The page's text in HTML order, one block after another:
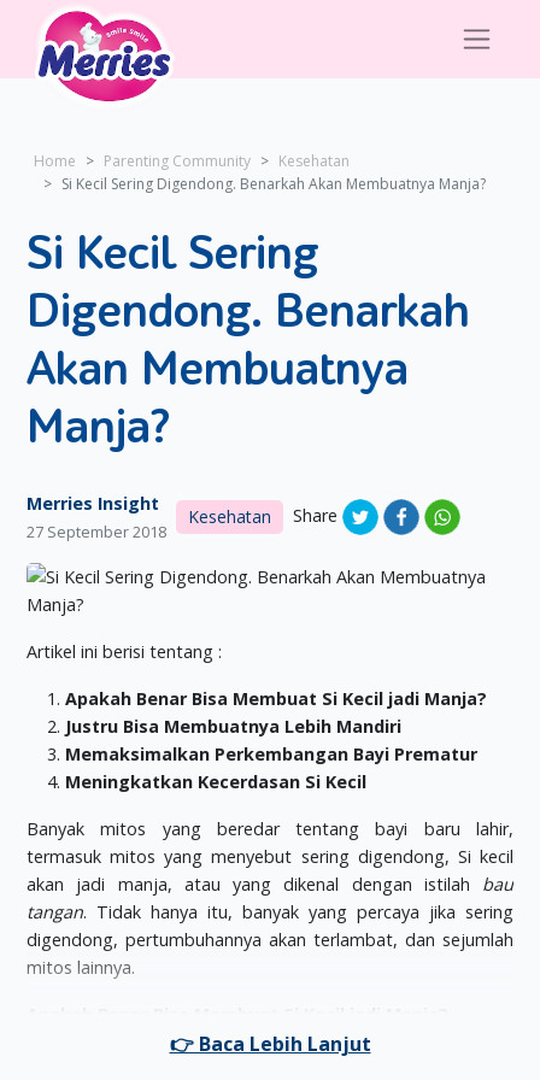
Home Parenting Community
Kesehatan
Si Kecil Sering Digendong. Benarkah Akan Membuatnya Manja?
Si Kecil Sering
Digendong. Benarkah
Akan Membuatnya
Manja?
Merries Insight
27 September 2018
Kesehatan Share
Artikel ini berisi tentang :
Apakah Benar Bisa Membuat Si Kecil jadi Manja?
Justru Bisa Membuatnya Lebih Mandiri
Memaksimalkan Perkembangan Bayi Prematur
Meningkatkan Kecerdasan Si Kecil
Banyak mitos yang beredar tentang bayi baru lahir,
termasuk mitos yang menyebut sering digendong, Si kecil
akan jadi manja, atau yang dikenal dengan istilah bau
tangan. Tidak hanya itu, banyak yang percaya jika sering
digendong, pertumbuhannya akan terlambat, dan sejumlah
mitos lainnya.
Jelas ini tidak benar Mom. Manja atau tidak di tentukan oleh